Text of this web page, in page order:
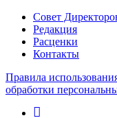
Совет
Редакция
Расценки
Контакты
Правила
обработки